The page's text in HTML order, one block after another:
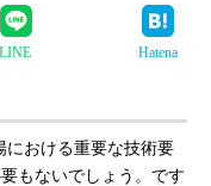
LINE Hatena
おける重要な技術要
もないでしょう。です